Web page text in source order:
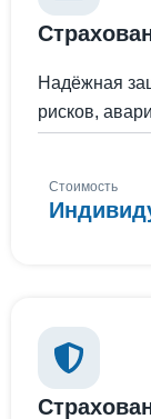
Надёжная
рисков,
Стоимость